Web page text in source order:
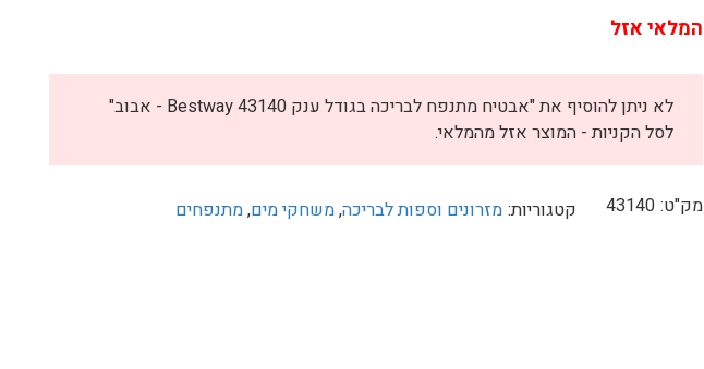
היה:
₪200.המלאי אזל
לא ניתן להוסיף את "אבטיח מתנפח לבריכה בגודל ענק Bestway 43140 - אבוב"
לסל הקניות - המוצר אזל מהמלאי.
מק"ט: 43140 קטגוריות: מזרונים וספות לבריכה,משחקי מים,מתנפחים